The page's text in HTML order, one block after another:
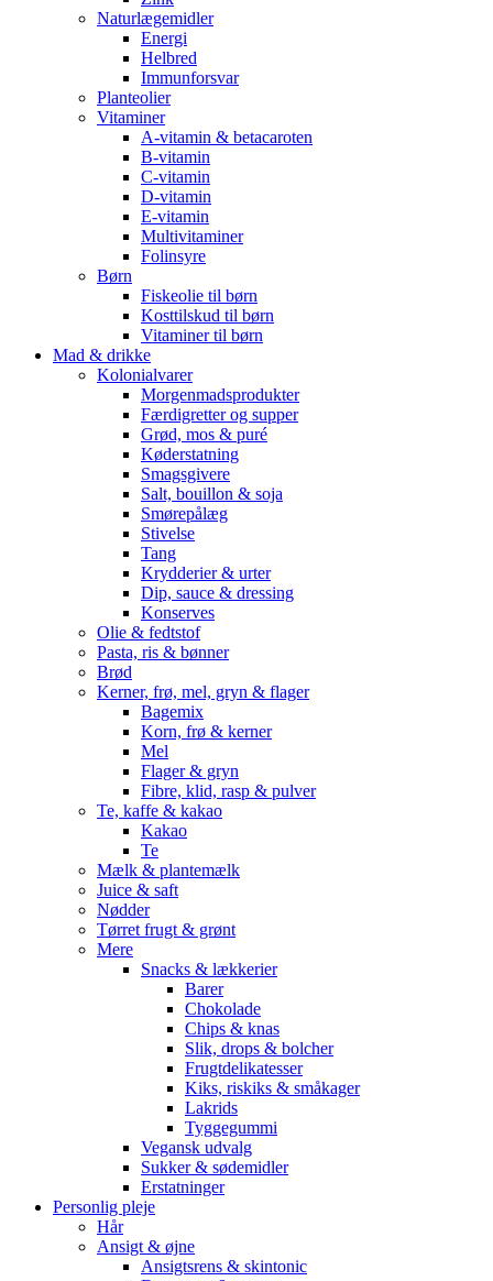
Naturlægemidler
Energi
Helbred
Immunforsvar
Planteolier
Vitaminer
A-vitamin & betacaroten
B-vitamin
C-vitamin
D-vitamin
E-vitamin
Multivitaminer
Folinsyre
Børn
Fiskeolie til børn
Kosttilskud til børn
Vitaminer til børn
Mad & drikke
Kolonialvarer
Morgenmadsprodukter
Færdigretter og supper
Grød, mos & puré
Køderstatning
Smagsgivere
Salt, bouillon & soja
Smørepålæg
Stivelse
Tang
Krydderier & urter
Dip, sauce & dressing
Konserves
Olie & fedtstof
Pasta, ris & bønner
Brød
Kerner, frø, mel, gryn & flager
Bagemix
Korn, frø & kerner
Mel
Flager & gryn
Fibre, klid, rasp & pulver
Te, kaffe & kakao
Kakao
Te
Mælk & plantemælk
Juice & saft
Nødder
Tørret frugt & grønt
Mere
Snacks & lækkerier
Barer
Chokolade
Chips & knas
Slik, drops & bolcher
Frugtdelikatesser
Kiks, riskiks & småkager
Lakrids
Tyggegummi
Vegansk udvalg
Sukker & sødemidler
Erstatninger
Personlig pleje
Hår
Ansigt & øjne
Ansigtsrens & skintonic